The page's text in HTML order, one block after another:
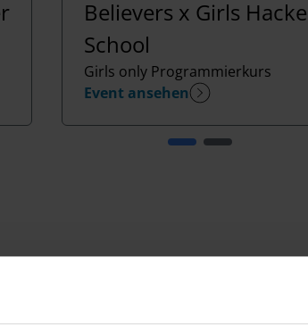
Believers x Girls
School
Girls only Programmierkurs
Event ansehen